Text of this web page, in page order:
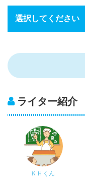
ライター紹介
ＫＨくん